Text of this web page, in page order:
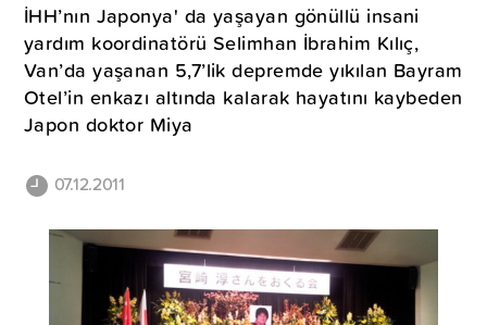
İHH’nın Japonya' da yaşayan gönüllü insani
yardım koordinatörü Selimhan İbrahim Kılıç,
Van’da yaşanan 5,7’lik depremde yıkılan Bayram
Otel’in enkazı altında kalarak hayatını kaybeden
Japon doktor Miya
07.12.2011